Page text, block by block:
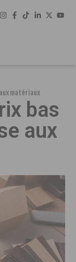
matériaux
bas
aux